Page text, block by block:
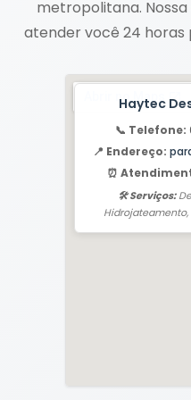
metropolitana.
atender você 24 horas
Haytec
📞 Telefone:
📍 Endereço:
⏰
🛠️ Serviços:
Hidrojateamento,